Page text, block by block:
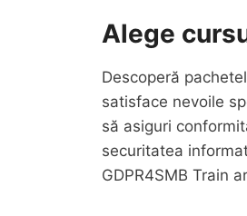
Alege
Descoperă
satisface nevoile
să asiguri
securitatea
GDPR4SMB Train